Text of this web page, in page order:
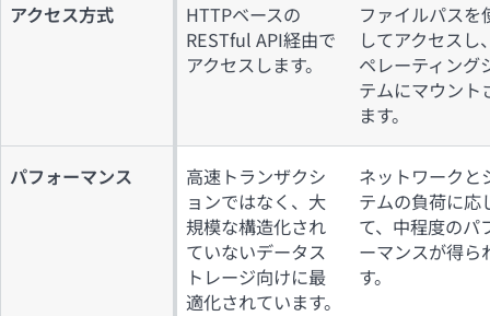
アクセス方式
HTTPベースの
RESTful API経由で
アクセスします。
ファイルパスを
してアクセスし
ペレーティング
テムにマウント
ます。
パフォーマンス
高速トランザクシ
ョンではなく、大
規模な構造化され
ていないデータス
トレージ向けに最
適化されています。
ネットワークと
テムの負荷に応
て、中程度のパ
ーマンスが得ら
す。